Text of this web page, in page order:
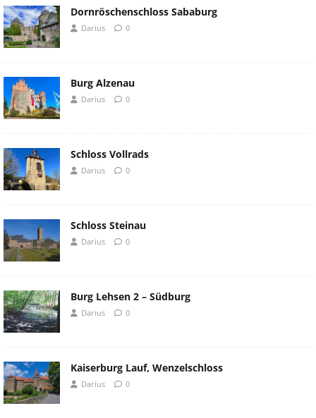
Dornröschenschloss Sababurg
Darius 0
Burg Alzenau
Darius 0
Schloss Vollrads
Darius 0
Schloss Steinau
Darius 0
Burg Lehsen 2 – Südburg
Darius 0
Kaiserburg Lauf, Wenzelschloss
Darius 0